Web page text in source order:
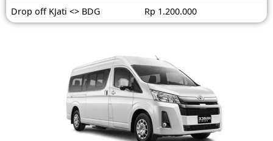
Drop off KJati <> BDG
Rp 1.200.000